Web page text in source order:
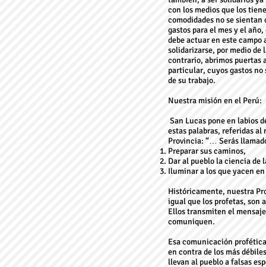
con los medios que los
comodidades no se
gastos para el mes y el
debe actuar en este campo
solidarizarse, por medio de
contrario, abrimos puertas
particular, cuyos gastos no
de su trabajo.
Nuestra misión en el Perú:
San Lucas pone en labios
estas palabras, referidas
Provincia: “… Serás
Preparar sus caminos,
Dar al pueblo la ciencia de
Iluminar a los que yacen
Históricamente, nuestra
igual que los profetas, son
Ellos transmiten el
comuniquen.
Esa comunicación
en contra de los más
llevan al pueblo a falsas